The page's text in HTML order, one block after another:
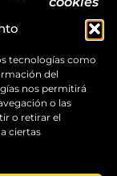
tecnologías como
del
nos permitirá
o las
o retirar el
ciertas
Mapa del
sitio